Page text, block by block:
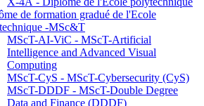
de formation gradué de l'Ecole
-MSc&T
MScT-AI-ViC - MScT-Artificial
Intelligence and Advanced Visual
Computing
MScT-CyS - MScT-Cybersecurity (CyS)
MScT-DDDF - MScT-Double Degree
Data and Finance (DDDF)